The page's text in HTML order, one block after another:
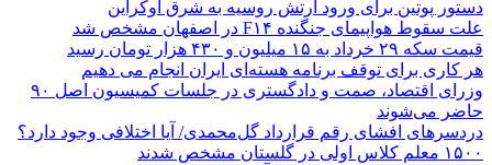
دستور پوتین برای ورود ارتش روسیه به شرق اوکراین
علت سقوط هواپیمای جنگنده F۱۴ در اصفهان مشخص شد
قیمت سکه ۲۹ خرداد به ۱۵ میلیون و ۴۳۰ هزار تومان رسید
هر کاری برای توقف برنامه هسته‌ای ایران انجام می دهیم
وزرای اقتصاد، صمت و دادگستری در جلسات کمیسیون اصل ۹۰
حاضر می‌شوند
دردسرهای افشای رقم قرارداد گل‌محمدی/ آیا اختلافی وجود دارد؟
۱۵۰۰ معلم کلاس اولی در گلستان مشخص شدند